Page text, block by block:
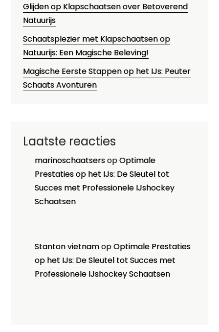
Glijden op Klapschaatsen over Betoverend
Natuurijs
Schaatsplezier met Klapschaatsen op
Natuurijs: Een Magische Beleving!
Magische Eerste Stappen op het IJs: Peuter
Schaats Avonturen
Laatste reacties
marinoschaatsersopOptimale
Prestaties op het IJs: De Sleutel tot
Succes met Professionele IJshockey
Schaatsen
Stanton vietnamopOptimale Prestaties
op het IJs: De Sleutel tot Succes met
Professionele IJshockey Schaatsen